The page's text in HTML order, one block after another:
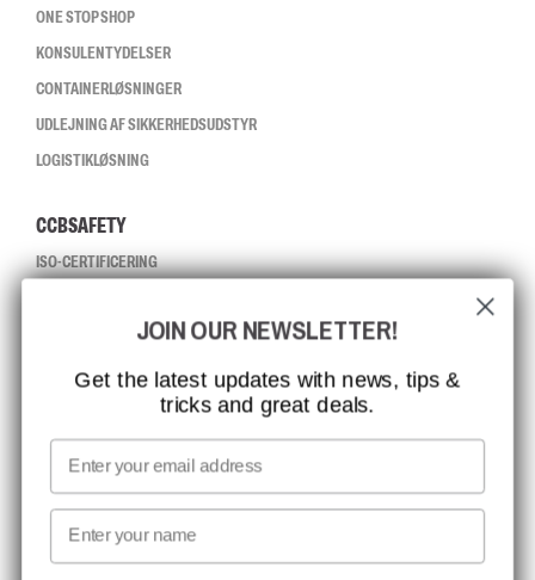
ONE STOP SHOP
KONSULENTYDELSER
CONTAINERLØSNINGER
UDLEJNING AF SIKKERHEDSUDSTYR
LOGISTIKLØSNING
CCBSAFETY
ISO-CERTIFICERING
MISSION, VISION OG VÆRDIER
KONTAKT
JOB HOS CCBSAFETY
MEDIA
VI TAGER ANSVAR
NYHEDSBREV TILMELDING
JOIN OUR NEWSLETTER!
Get the latest updates with news, tips &
tricks and great deals.
Email
First name